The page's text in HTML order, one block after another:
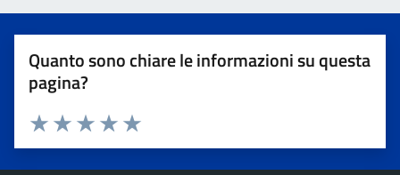
Quanto sono chiare le informazioni su questa
pagina?
Valuta 5 stelle su 5
Valuta 4 stelle su 5
Valuta 3 stelle su 5
Valuta 2 stelle su 5
Valuta 1 stelle su 5